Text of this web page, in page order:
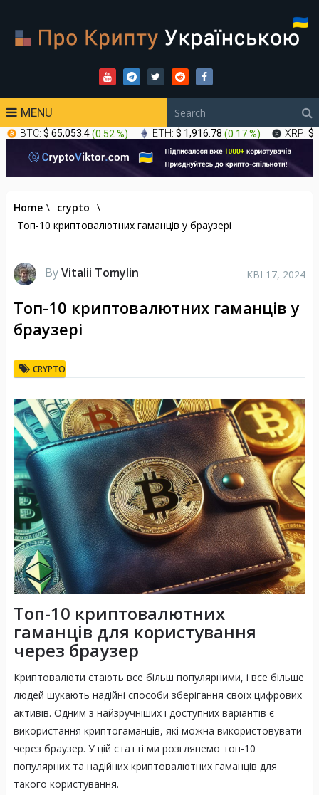
MENU
BTC: $ 65,053.4(0.52 %) ETH: $ 1,916.78 (0.17 %) XRP: $
Home \ crypto \
Топ-10 криптовалютних гаманців у браузері
ByVitalii Tomylin КВІ 17, 2024
Топ-10 криптовалютних гаманців у
браузері
CRYPTO
Топ-10 криптовалютних
гаманців для користування
через браузер
Криптовалюти стають все більш популярними, і все більше
людей шукають надійні способи зберігання своїх цифрових
активів. Одним з найзручніших і доступних варіантів є
використання криптогаманців, які можна використовувати
через браузер. У цій статті ми розглянемо топ-10
популярних та надійних криптовалютних гаманців для
такого користування.